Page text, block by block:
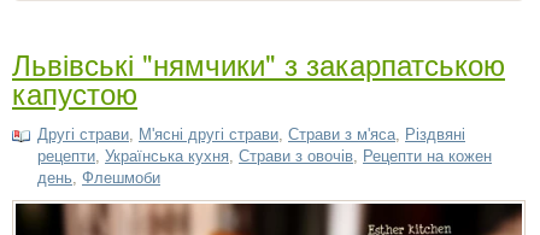
Львівські "нямчики" з закарпатською
капустою
Другі страви М'ясні другі страви Страви з м'яса
Різдвяні
рецепти Українська кухня Страви з овочів
Рецепти на кожен
день Флешмоби